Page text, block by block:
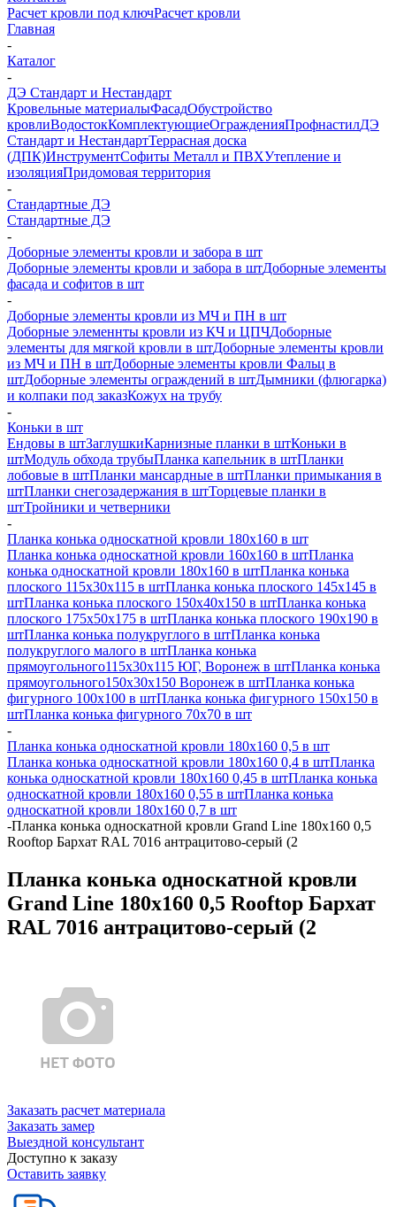
Расчет кровли под ключРасчет кровли
Главная
-
Каталог
-
ДЭ Стандарт и Нестандарт
Кровельные материалыФасадОбустройство
кровлиВодостокКомплектующиеОгражденияПрофнастилДЭ
Стандарт и НестандартТеррасная доска
(ДПК)ИнструментСофиты Металл и ПВХУтепление и
изоляцияПридомовая территория
-
Стандартные ДЭ
Стандартные ДЭ
-
Доборные элементы кровли и забора в шт
Доборные элементы кровли и забора в штДоборные элементы
фасада и софитов в шт
-
Доборные элементы кровли из МЧ и ПН в шт
Доборные элеменнты кровли из КЧ и ЦПЧДоборные
элементы для мягкой кровли в штДоборные элементы кровли
из МЧ и ПН в штДоборные элементы кровли Фальц в
штДоборные элементы ограждений в штДымники (флюгарка)
и колпаки под заказКожух на трубу
-
Коньки в шт
Ендовы в штЗаглушкиКарнизные планки в штКоньки в
штМодуль обхода трубыПланка капельник в штПланки
лобовые в штПланки мансардные в штПланки примыкания в
штПланки снегозадержания в штТорцевые планки в
штТройники и четверники
-
Планка конька односкатной кровли 180х160 в шт
Планка конька односкатной кровли 160х160 в штПланка
конька односкатной кровли 180х160 в штПланка конька
плоского 115х30х115 в штПланка конька плоского 145х145 в
штПланка конька плоского 150х40х150 в штПланка конька
плоского 175х50х175 в штПланка конька плоского 190х190 в
штПланка конька полукруглого в штПланка конька
полукруглого малого в штПланка конька
прямоугольного115х30х115 ЮГ, Воронеж в штПланка конька
прямоугольного150х30х150 Воронеж в штПланка конька
фигурного 100x100 в штПланка конька фигурного 150x150 в
штПланка конька фигурного 70x70 в шт
-
Планка конька односкатной кровли 180х160 0,5 в шт
Планка конька односкатной кровли 180х160 0,4 в штПланка
конька односкатной кровли 180х160 0,45 в штПланка конька
односкатной кровли 180х160 0,55 в штПланка конька
односкатной кровли 180х160 0,7 в шт
-Планка конька односкатной кровли Grand Line 180x160 0,5
Rooftop Бархат RAL 7016 антрацитово-серый (2
Планка конька односкатной кровли
Grand Line 180x160 0,5 Rooftop Бархат
RAL 7016 антрацитово-серый (2
Заказать расчет материала
Заказать замер
Выездной консультант
Доступно к заказу
Оставить заявку